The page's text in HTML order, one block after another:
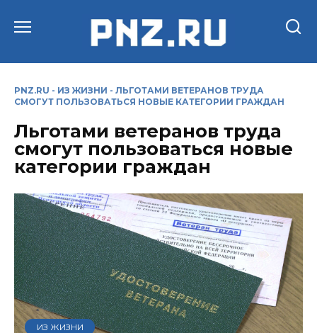
PNZ.RU - ИЗ ЖИЗНИ - ЛЬГОТАМИ ВЕТЕРАНОВ ТРУДА
СМОГУТ ПОЛЬЗОВАТЬСЯ НОВЫЕ КАТЕГОРИИ ГРАЖДАН
Льготами ветеранов труда
смогут пользоваться новые
категории граждан
ИЗ ЖИЗНИ